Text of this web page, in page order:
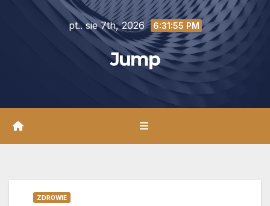
pt.. sie 7th, 2026 6:31:57 PM
Jump
ZDROWIE